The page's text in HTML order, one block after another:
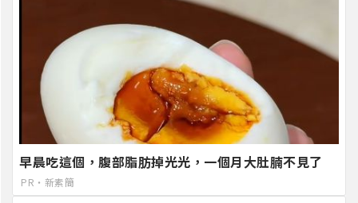
早晨吃這個，腹部脂肪掉光光，一個月大肚腩不見了
PR・新素簡